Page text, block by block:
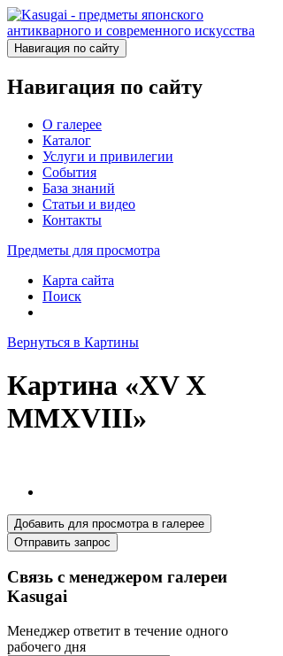
Навигация по сайту
Навигация по сайту
О галерее
Каталог
Услуги и привилегии
События
База знаний
Статьи и видео
Контакты
Предметы для просмотра
Карта сайта
Поиск
Вернуться в Картины
Картина «XV X
MMXVIII»
Добавить для просмотра в галерее
Отправить запрос
Связь с менеджером галереи
Kasugai
Менеджер ответит в течение одного
рабочего дня